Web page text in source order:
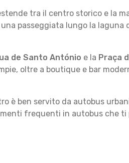
tra il centro storico e la
passeggiata lungo la laguna
de Santo António e la Praça
oltre a boutique e bar
è ben servito da autobus
frequenti in autobus che